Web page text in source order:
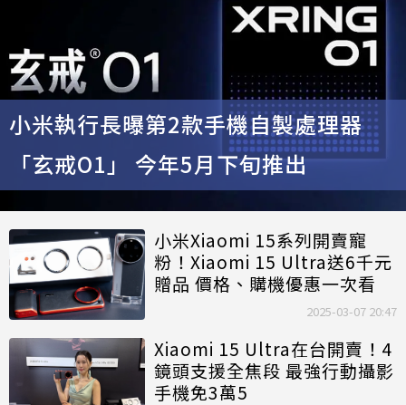
小米執行長曝第2款手機自製處理器
「玄戒O1」 今年5月下旬推出
小米Xiaomi 15系列開賣寵
粉！Xiaomi 15 Ultra送6千元
贈品 價格、購機優惠一次看
2025-03-07 20:47
Xiaomi 15 Ultra在台開賣！4
鏡頭支援全焦段 最強行動攝影
手機免3萬5